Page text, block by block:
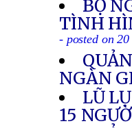
BỘ
TÌNH
- posted on
NGÀN
LŨ
15